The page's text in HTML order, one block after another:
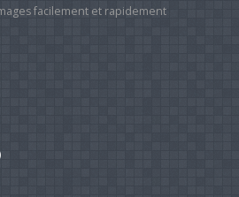
facilement et rapidement